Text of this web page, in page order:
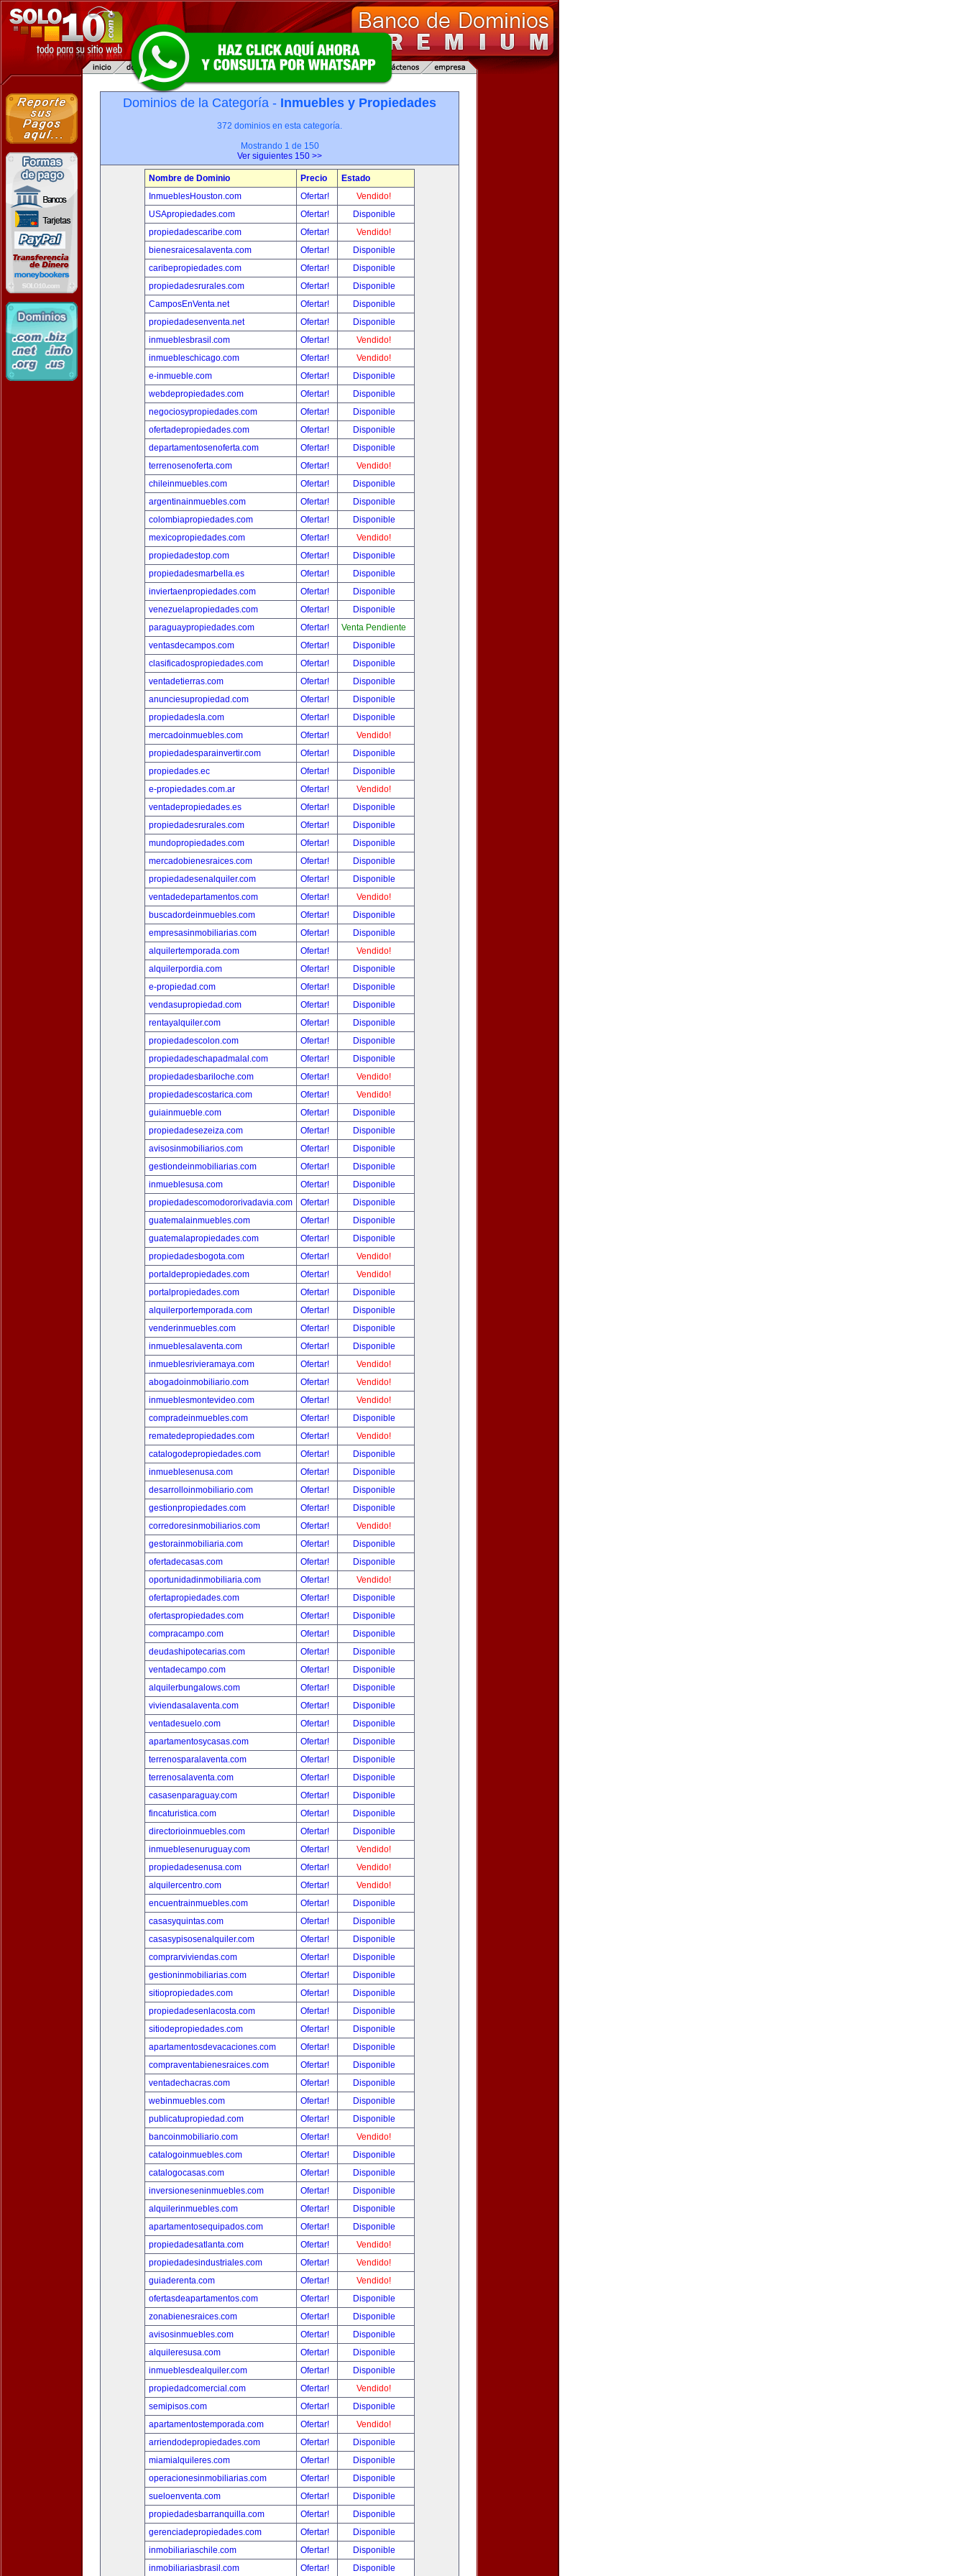
Dominios de la Categoría - Inmuebles y Propiedades
372 dominios en esta categoría.
Mostrando 1 de 150
Ver siguientes 150 >>
Nombre de Dominio Precio
Estado
InmueblesHouston.com
Ofertar!
Vendido!
USApropiedades.com
Ofertar!
Disponible
propiedadescaribe.com
Ofertar!
Vendido!
bienesraicesalaventa.com
Ofertar!
Disponible
caribepropiedades.com
Ofertar!
Disponible
propiedadesrurales.com
Ofertar!
Disponible
CamposEnVenta.net
Ofertar!
Disponible
propiedadesenventa.net
Ofertar!
Disponible
inmueblesbrasil.com
Ofertar!
Vendido!
inmuebleschicago.com
Ofertar!
Vendido!
e-inmueble.com
Ofertar!
Disponible
webdepropiedades.com
Ofertar!
Disponible
negociosypropiedades.com
Ofertar!
Disponible
ofertadepropiedades.com
Ofertar!
Disponible
departamentosenoferta.com
Ofertar!
Disponible
terrenosenoferta.com
Ofertar!
Vendido!
chileinmuebles.com
Ofertar!
Disponible
argentinainmuebles.com
Ofertar!
Disponible
colombiapropiedades.com
Ofertar!
Disponible
mexicopropiedades.com
Ofertar!
Vendido!
propiedadestop.com
Ofertar!
Disponible
propiedadesmarbella.es
Ofertar!
Disponible
inviertaenpropiedades.com
Ofertar!
Disponible
venezuelapropiedades.com
Ofertar!
Disponible
paraguaypropiedades.com
Ofertar!
Venta Pendiente
ventasdecampos.com
Ofertar!
Disponible
clasificadospropiedades.com
Ofertar!
Disponible
ventadetierras.com
Ofertar!
Disponible
anunciesupropiedad.com
Ofertar!
Disponible
propiedadesla.com
Ofertar!
Disponible
mercadoinmuebles.com
Ofertar!
Vendido!
propiedadesparainvertir.com
Ofertar!
Disponible
propiedades.ec
Ofertar!
Disponible
e-propiedades.com.ar
Ofertar!
Vendido!
ventadepropiedades.es
Ofertar!
Disponible
propiedadesrurales.com
Ofertar!
Disponible
mundopropiedades.com
Ofertar!
Disponible
mercadobienesraices.com
Ofertar!
Disponible
propiedadesenalquiler.com
Ofertar!
Disponible
ventadedepartamentos.com
Ofertar!
Vendido!
buscadordeinmuebles.com
Ofertar!
Disponible
empresasinmobiliarias.com
Ofertar!
Disponible
alquilertemporada.com
Ofertar!
Vendido!
alquilerpordia.com
Ofertar!
Disponible
e-propiedad.com
Ofertar!
Disponible
vendasupropiedad.com
Ofertar!
Disponible
rentayalquiler.com
Ofertar!
Disponible
propiedadescolon.com
Ofertar!
Disponible
propiedadeschapadmalal.com
Ofertar!
Disponible
propiedadesbariloche.com
Ofertar!
Vendido!
propiedadescostarica.com
Ofertar!
Vendido!
guiainmueble.com
Ofertar!
Disponible
propiedadesezeiza.com
Ofertar!
Disponible
avisosinmobiliarios.com
Ofertar!
Disponible
gestiondeinmobiliarias.com
Ofertar!
Disponible
inmueblesusa.com
Ofertar!
Disponible
propiedadescomodororivadavia.com
Ofertar!
Disponible
guatemalainmuebles.com
Ofertar!
Disponible
guatemalapropiedades.com
Ofertar!
Disponible
propiedadesbogota.com
Ofertar!
Vendido!
portaldepropiedades.com
Ofertar!
Vendido!
portalpropiedades.com
Ofertar!
Disponible
alquilerportemporada.com
Ofertar!
Disponible
venderinmuebles.com
Ofertar!
Disponible
inmueblesalaventa.com
Ofertar!
Disponible
inmueblesrivieramaya.com
Ofertar!
Vendido!
abogadoinmobiliario.com
Ofertar!
Vendido!
inmueblesmontevideo.com
Ofertar!
Vendido!
compradeinmuebles.com
Ofertar!
Disponible
rematedepropiedades.com
Ofertar!
Vendido!
catalogodepropiedades.com
Ofertar!
Disponible
inmueblesenusa.com
Ofertar!
Disponible
desarrolloinmobiliario.com
Ofertar!
Disponible
gestionpropiedades.com
Ofertar!
Disponible
corredoresinmobiliarios.com
Ofertar!
Vendido!
gestorainmobiliaria.com
Ofertar!
Disponible
ofertadecasas.com
Ofertar!
Disponible
oportunidadinmobiliaria.com
Ofertar!
Vendido!
ofertapropiedades.com
Ofertar!
Disponible
ofertaspropiedades.com
Ofertar!
Disponible
compracampo.com
Ofertar!
Disponible
deudashipotecarias.com
Ofertar!
Disponible
ventadecampo.com
Ofertar!
Disponible
alquilerbungalows.com
Ofertar!
Disponible
viviendasalaventa.com
Ofertar!
Disponible
ventadesuelo.com
Ofertar!
Disponible
apartamentosycasas.com
Ofertar!
Disponible
terrenosparalaventa.com
Ofertar!
Disponible
terrenosalaventa.com
Ofertar!
Disponible
casasenparaguay.com
Ofertar!
Disponible
fincaturistica.com
Ofertar!
Disponible
directorioinmuebles.com
Ofertar!
Disponible
inmueblesenuruguay.com
Ofertar!
Vendido!
propiedadesenusa.com
Ofertar!
Vendido!
alquilercentro.com
Ofertar!
Vendido!
encuentrainmuebles.com
Ofertar!
Disponible
casasyquintas.com
Ofertar!
Disponible
casasypisosenalquiler.com
Ofertar!
Disponible
comprarviviendas.com
Ofertar!
Disponible
gestioninmobiliarias.com
Ofertar!
Disponible
sitiopropiedades.com
Ofertar!
Disponible
propiedadesenlacosta.com
Ofertar!
Disponible
sitiodepropiedades.com
Ofertar!
Disponible
apartamentosdevacaciones.com
Ofertar!
Disponible
compraventabienesraices.com
Ofertar!
Disponible
ventadechacras.com
Ofertar!
Disponible
webinmuebles.com
Ofertar!
Disponible
publicatupropiedad.com
Ofertar!
Disponible
bancoinmobiliario.com
Ofertar!
Vendido!
catalogoinmuebles.com
Ofertar!
Disponible
catalogocasas.com
Ofertar!
Disponible
inversioneseninmuebles.com
Ofertar!
Disponible
alquilerinmuebles.com
Ofertar!
Disponible
apartamentosequipados.com
Ofertar!
Disponible
propiedadesatlanta.com
Ofertar!
Vendido!
propiedadesindustriales.com
Ofertar!
Vendido!
guiaderenta.com
Ofertar!
Vendido!
ofertasdeapartamentos.com
Ofertar!
Disponible
zonabienesraices.com
Ofertar!
Disponible
avisosinmuebles.com
Ofertar!
Disponible
alquileresusa.com
Ofertar!
Disponible
inmueblesdealquiler.com
Ofertar!
Disponible
propiedadcomercial.com
Ofertar!
Vendido!
semipisos.com
Ofertar!
Disponible
apartamentostemporada.com
Ofertar!
Vendido!
arriendodepropiedades.com
Ofertar!
Disponible
miamialquileres.com
Ofertar!
Disponible
operacionesinmobiliarias.com
Ofertar!
Disponible
sueloenventa.com
Ofertar!
Disponible
propiedadesbarranquilla.com
Ofertar!
Disponible
gerenciadepropiedades.com
Ofertar!
Disponible
inmobiliariaschile.com
Ofertar!
Disponible
inmobiliariasbrasil.com
Ofertar! Disponible